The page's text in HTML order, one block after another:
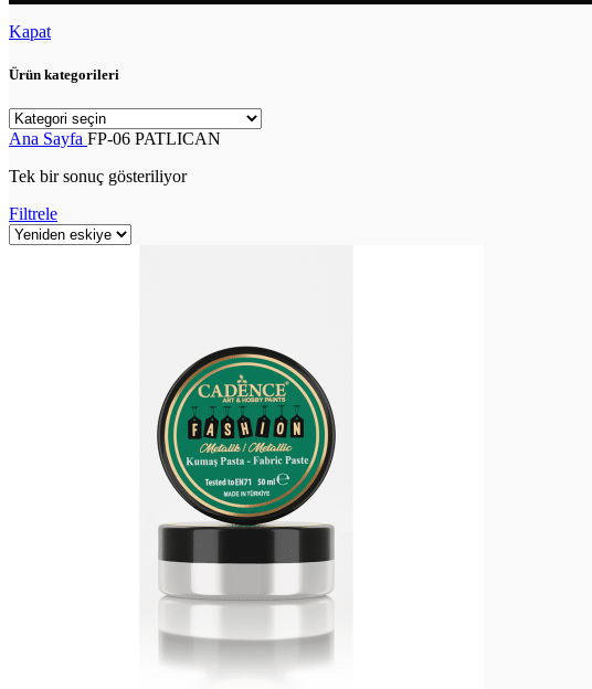
Kapat
Ürün kategorileri
Ana Sayfa FP-06 PATLICAN
Tek bir sonuç gösteriliyor
Filtrele